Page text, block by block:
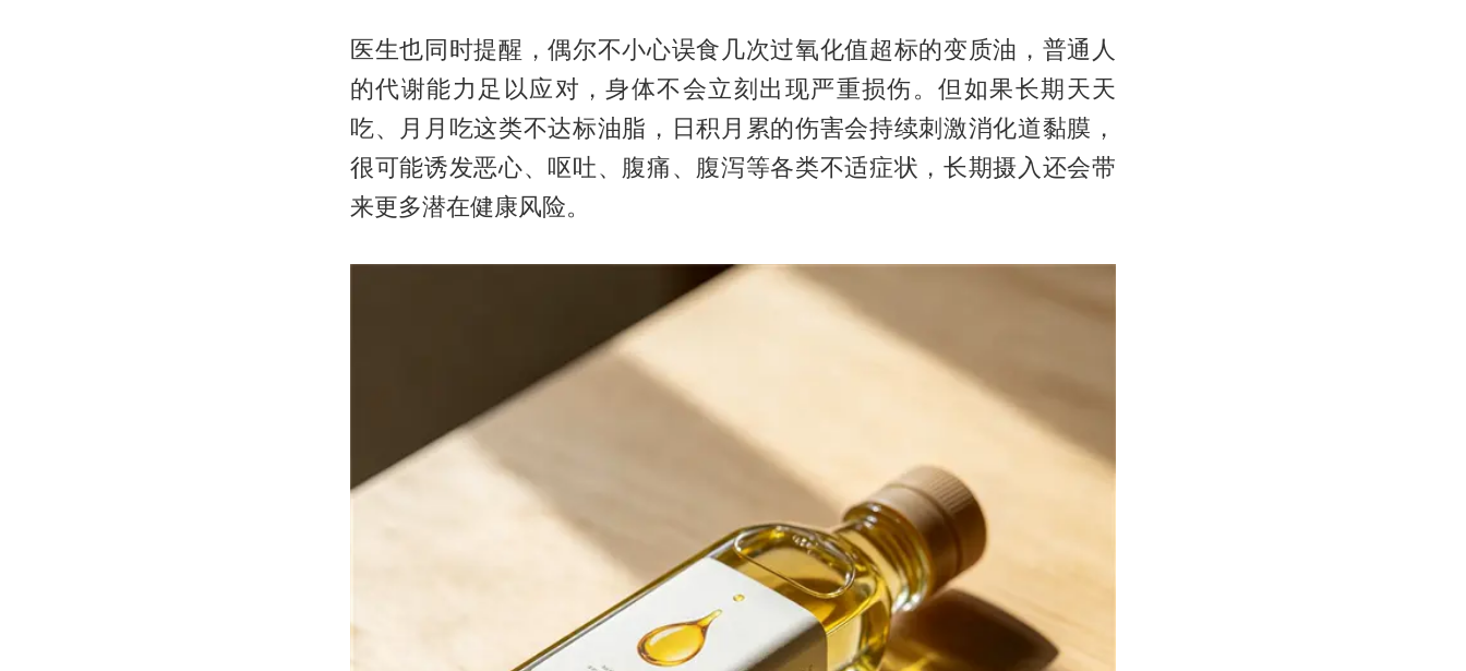
医生也同时提醒，偶尔不小心误食几次过氧化值超标的变质油，普通人
的代谢能力足以应对，身体不会立刻出现严重损伤。但如果长期天天
吃、月月吃这类不达标油脂，日积月累的伤害会持续刺激消化道黏膜，
很可能诱发恶心、呕吐、腹痛、腹泻等各类不适症状，长期摄入还会带
来更多潜在健康风险。